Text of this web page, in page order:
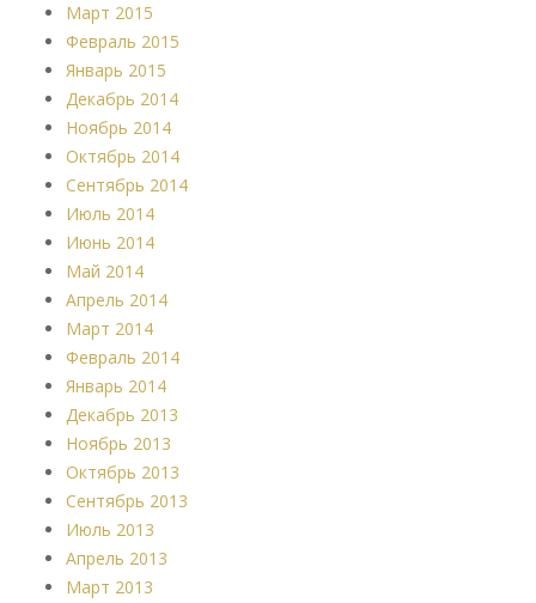
Март 2015
Февраль 2015
Январь 2015
Декабрь 2014
Ноябрь 2014
Октябрь 2014
Сентябрь 2014
Июль 2014
Июнь 2014
Май 2014
Апрель 2014
Март 2014
Февраль 2014
Январь 2014
Декабрь 2013
Ноябрь 2013
Октябрь 2013
Сентябрь 2013
Июль 2013
Апрель 2013
Март 2013